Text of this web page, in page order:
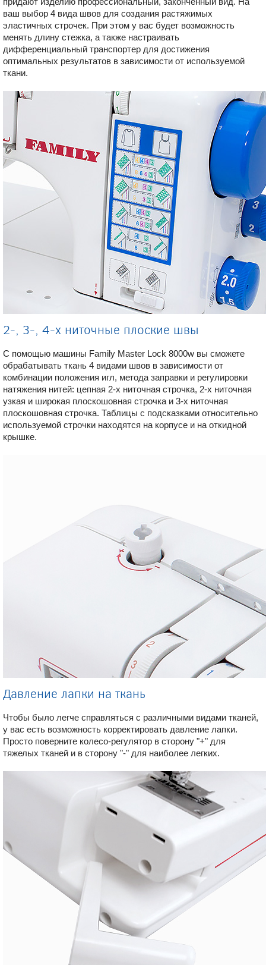
ваш выбор 4 вида швов для создания растяжимых
эластичных строчек. При этом у вас будет возможность
менять длину стежка, а также настраивать
дифференциальный транспортер для достижения
оптимальных результатов в зависимости от используемой
ткани.
2-, 3-, 4-х ниточные плоские швы
С помощью машины Family Master Lock 8000w вы сможете
обрабатывать ткань 4 видами швов в зависимости от
комбинации положения игл, метода заправки и регулировки
натяжения нитей: цепная 2-х ниточная строчка, 2-х ниточная
узкая и широкая плоскошовная строчка и 3-х ниточная
плоскошовная строчка. Таблицы с подсказками относительно
используемой строчки находятся на корпусе и на откидной
крышке.
Давление лапки на ткань
Чтобы было легче справляться с различными видами тканей,
у вас есть возможность корректировать давление лапки.
Просто поверните колесо-регулятор в сторону "+" для
тяжелых тканей и в сторону "-" для наиболее легких.